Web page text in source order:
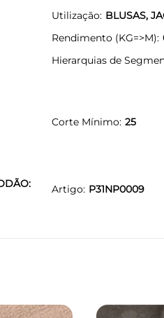
Utilização BLUSAS,
Rendimento (KG=>M)
Hierarquias de
Corte Mínimo 25
Artigo P31NP0009